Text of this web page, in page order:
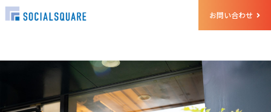
お問い合わせ
クルー 猪狩裕子